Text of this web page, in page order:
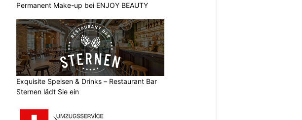
Permanent Make-up bei ENJOY BEAUTY
Exquisite Speisen & Drinks – Restaurant Bar
Sternen lädt Sie ein